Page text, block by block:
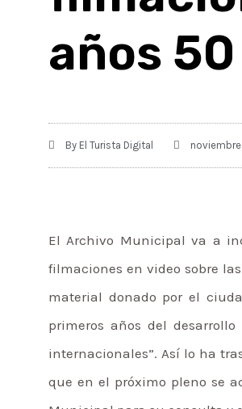
años 50
By El Turista Digital
El Archivo Municipal va a
filmaciones en video sobre
material donado por el
primeros años del
internacionales”. Así lo ha
que en el próximo pleno se